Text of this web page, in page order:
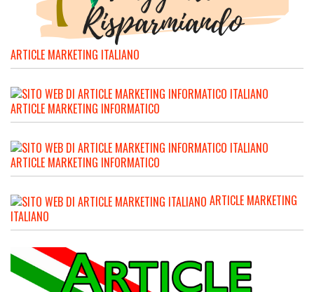
ARTICLE MARKETING ITALIANO
ARTICLE MARKETING INFORMATICO
ARTICLE MARKETING INFORMATICO
ARTICLE MARKETING
ITALIANO